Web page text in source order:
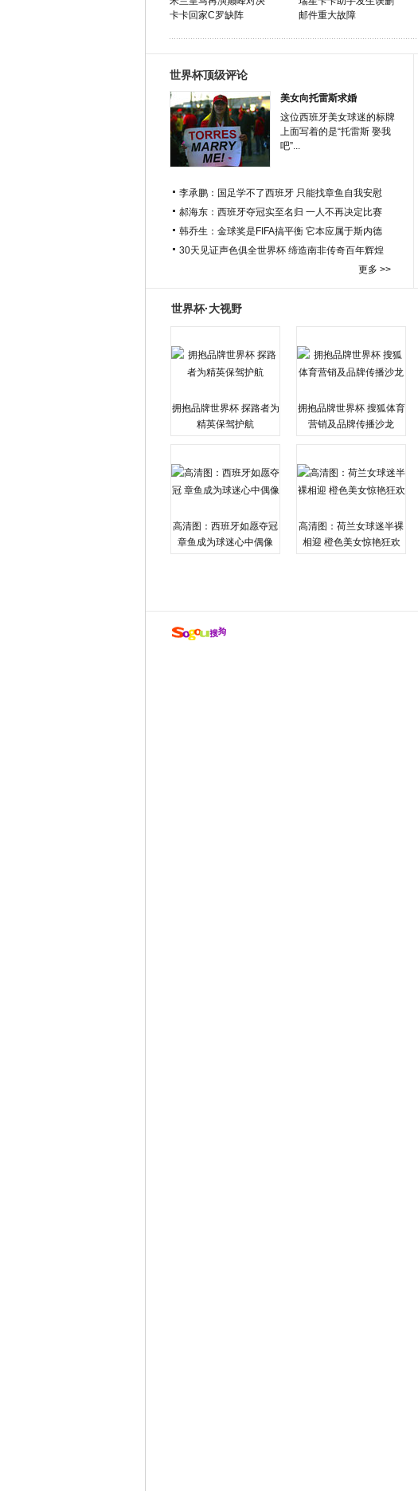
卡卡回家C罗缺阵
邮件重大故障
世界杯顶级评论
美女向托雷斯求婚
这位西班牙美女球迷的标牌
上面写着的是“托雷斯 娶我
吧”...
李承鹏：国足学不了西班牙 只能找章鱼自我安慰
郝海东：西班牙夺冠实至名归 一人不再决定比赛
韩乔生：金球奖是FIFA搞平衡 它本应属于斯内德
30天见证声色俱全世界杯 缔造南非传奇百年辉煌
更多 >>
世界杯·大视野
拥抱品牌世界杯 探路者为
精英保驾护航
拥抱品牌世界杯 搜狐体育
营销及品牌传播沙龙
高清图：西班牙如愿夺冠
章鱼成为球迷心中偶像
高清图：荷兰女球迷半裸
相迎 橙色美女惊艳狂欢